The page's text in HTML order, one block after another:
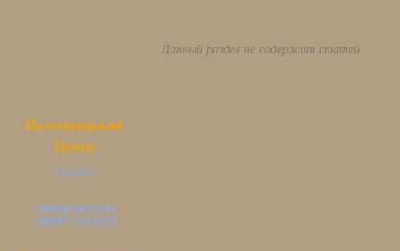
Паломницький
Центр
Україна
+38050-2655542
+38097-5454255
Данный раздел не содержит статей